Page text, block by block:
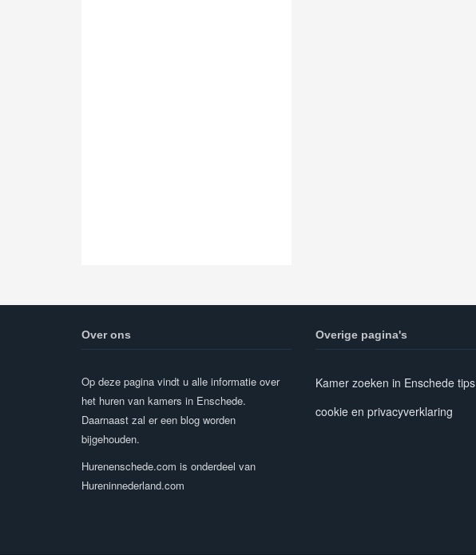
Over ons
Op deze pagina vindt u alle informatie over
het huren van kamers in Enschede.
Daarnaast zal er een blog worden
bijgehouden.
Hurenenschede.com is onderdeel van
Hureninnederland.com
Overige pagina's
Kamer zoeken in Enschede tips
cookie en privacyverklaring